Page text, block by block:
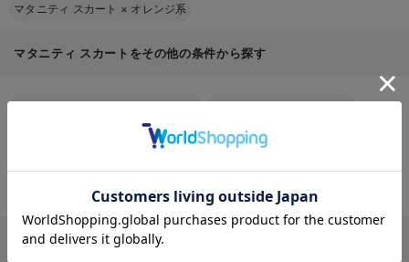
マタニティ スカート × オレンジ系
マタニティ スカートをその他の条件から探す
マタニティ スカート ×妊娠初期から マタニティ スカート ×綿混
膝丈 マタニティ スカート
マタニティ スカート ×秋冬 マタニティ スカート ×春夏秋（3シーズン）
マタニティ スカート他のカラーを探す
お気に入り商品を確認する